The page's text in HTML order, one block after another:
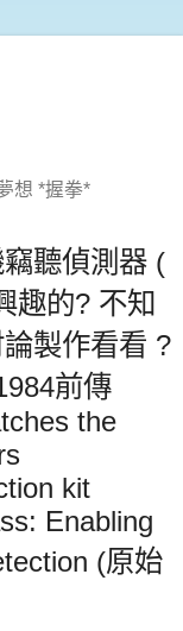
想 *握拳*
聽偵測器 (
趣的? 不知
製作看看 ?
前傳
the
kit
Enabling
(原始